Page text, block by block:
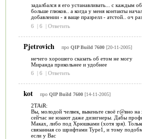
задалбался я его устанавливать... с каждым
больше глюков.. а когда у меня контакты
добавлении - я ваще празрелл - атстой.. оч
6
| 6 | Ответить
Pjetrovich про QIP Build 7600[20-11-2005]
нечего хорошего сказать об етом не могу
Миранда прикольнее и удобнее
6
| 6 | Ответить
kot про QIP Build 7600[14-11-2005]
2TAiR:
Вы, молодой челвек, выкеньте своё г@вно
сейчас не юзают даже дизигнеры. Дабы
Маках, либо под Хрюшками (хотя зря).
связанная со шрифтами Type1, и тому
если у Вас